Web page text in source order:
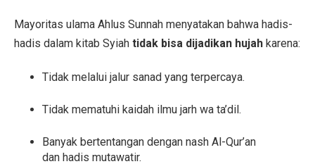
Mayoritas ulama Ahlus Sunnah menyatakan bahwa hadis-
hadis dalam kitab Syiah tidak bisa dijadikan hujah karena:
Tidak melalui jalur sanad yang terpercaya.
Tidak mematuhi kaidah ilmu jarh wa ta’dil.
Banyak bertentangan dengan nash Al-Qur’an
dan hadis mutawatir.